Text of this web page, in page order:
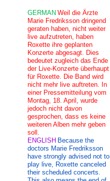
GERMAN Weil die Ärzte
Marie Fredriksson dringend
geraten haben, nicht weiter
live aufzutreten, haben
Roxette ihre geplanten
Konzerte abgesagt. Dies
bedeutet zugleich das Ende
der Live-Konzerte überhaupt
für Roxette. Die Band wird
nicht mehr live auftreten. In
einer Pressemitteilung vom
Montag, 18. April, wurde
jedoch nicht davon
gesprochen, dass es keine
weiteren Alben mehr geben
soll.
ENGLISH Because the
doctors Marie Fredriksson
have strongly advised not to
play live, Roxette canceled
their scheduled concerts.